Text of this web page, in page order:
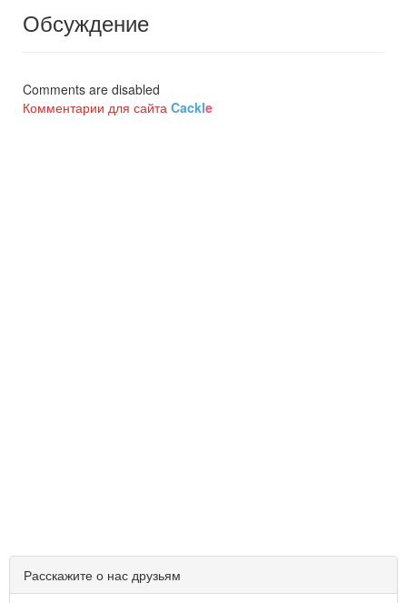
Обсуждение
Comments are disabled
Комментарии для сайта Cackle
Расскажите о нас друзьям